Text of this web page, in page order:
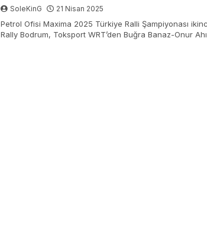
SoleKinG 21 Nisan 2025
Petrol Ofisi Maxima 2025 Türkiye Ralli Şampiyonası
Rally Bodrum, Toksport WRT’den Buğra Banaz-Onur